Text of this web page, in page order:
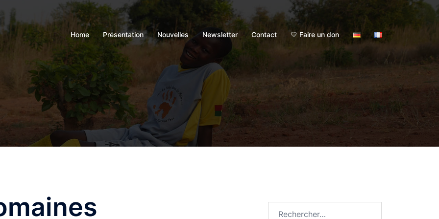
Home Présentation Nouvelles Newsletter Contact 💛 Faire un don